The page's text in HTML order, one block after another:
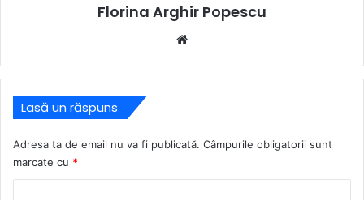
Florina Arghir Popescu
Lasă un răspuns
Adresa ta de email nu va fi publicată. Câmpurile obligatorii sunt
marcate cu *